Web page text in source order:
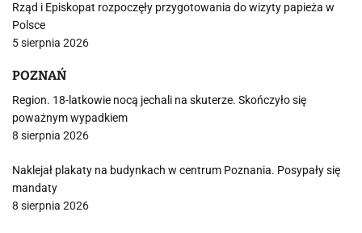
Rząd i Episkopat rozpoczęły przygotowania do wizyty papieża w
Polsce
5 sierpnia 2026
POZNAŃ
Region. 18-latkowie nocą jechali na skuterze. Skończyło się
poważnym wypadkiem
8 sierpnia 2026
Naklejał plakaty na budynkach w centrum Poznania. Posypały się
mandaty
8 sierpnia 2026